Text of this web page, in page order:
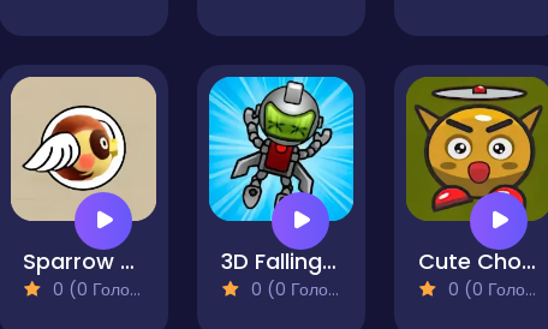
Sparrow Flappy
0 (0 Голосів)
3D Falling Down
0 (0 Голосів)
Cute Chopter
0 (0 Голосів)